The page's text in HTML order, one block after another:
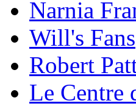
Narnia
Will's Fans
Robert
Le Centre